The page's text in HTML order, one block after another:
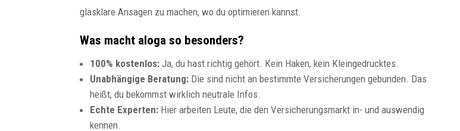
glasklare Ansagen zu machen, wo du optimieren kannst.
Was macht aloga so besonders?
100% kostenlos: Ja, du hast richtig gehört. Kein Haken, kein Kleingedrucktes.
Unabhängige Beratung: Die sind nicht an bestimmte Versicherungen gebunden. Das
heißt, du bekommst wirklich neutrale Infos.
Echte Experten: Hier arbeiten Leute, die den Versicherungsmarkt in- und auswendig
kennen.
Budapester Experte für
internationale
Unternehmensstrukturen
Norbert Peter: Warum
falsch aufgebaute EWIV in